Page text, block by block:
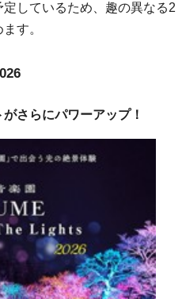
しているため、趣の異なる2
す。
さらにパワーアップ！